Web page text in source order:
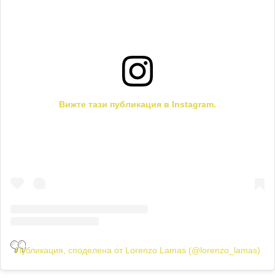
Вижте тази публикация в Instagram.
Публикация, споделена от Lorenzo Lamas (@lorenzo_lamas)